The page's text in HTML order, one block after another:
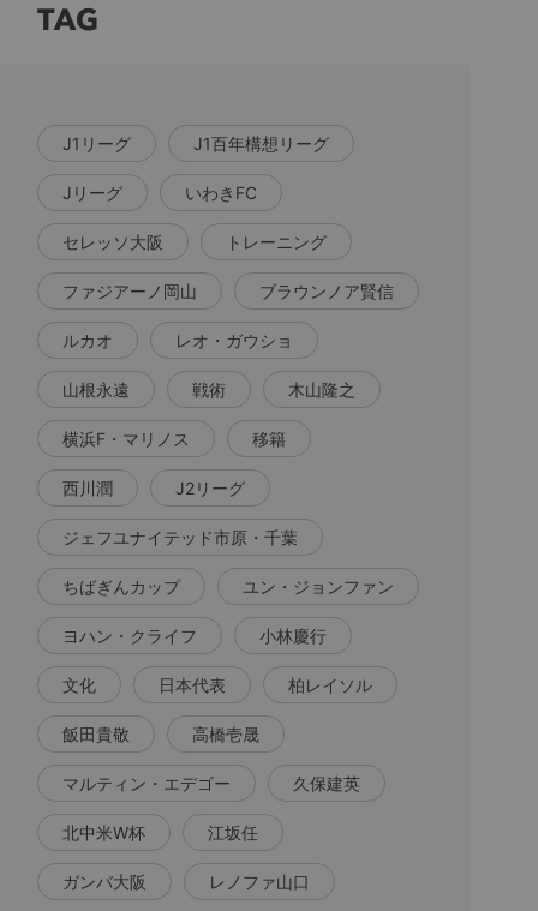
TAG
J1リーグ J1百年構想リーグ
Jリーグ いわきFC
セレッソ大阪 トレーニング
ファジアーノ岡山 ブラウンノア賢信
ルカオ レオ・ガウショ
山根永遠 戦術 木山隆之
横浜F・マリノス 移籍
西川潤 J2リーグ
ジェフユナイテッド市原・千葉
ちばぎんカップ ユン・ジョンファン
ヨハン・クライフ 小林慶行
文化 日本代表 柏レイソル
飯田貴敬 高橋壱晟
マルティン・エデゴー 久保建英
北中米W杯 江坂任
ガンバ大阪 レノファ山口